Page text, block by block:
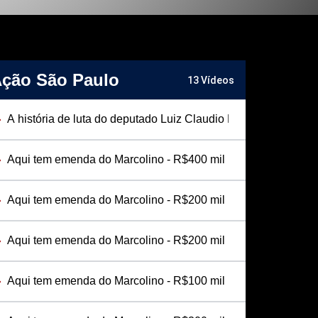
São Paulo 13 Vídeos
A história de luta do deputado Luiz Claudio Marcolino
Aqui tem emenda do Marcolino - R$400 mil para
Aqui tem emenda do Marcolino - R$200 mil para aquisição
Aqui tem emenda do Marcolino - R$200 mil para aquisição
Aqui tem emenda do Marcolino - R$100 mil para a Banda